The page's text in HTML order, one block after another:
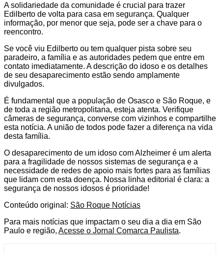
A solidariedade da comunidade é crucial para trazer
Edilberto de volta para casa em segurança. Qualquer
informação, por menor que seja, pode ser a chave para o
reencontro.
Se você viu Edilberto ou tem qualquer pista sobre seu
paradeiro, a família e as autoridades pedem que entre em
contato imediatamente. A descrição do idoso e os detalhes
de seu desaparecimento estão sendo amplamente
divulgados.
É fundamental que a população de Osasco e São Roque, e
de toda a região metropolitana, esteja atenta. Verifique
câmeras de segurança, converse com vizinhos e compartilhe
esta notícia. A união de todos pode fazer a diferença na vida
desta família.
O desaparecimento de um idoso com Alzheimer é um alerta
para a fragilidade de nossos sistemas de segurança e a
necessidade de redes de apoio mais fortes para as famílias
que lidam com esta doença. Nossa linha editorial é clara: a
segurança de nossos idosos é prioridade!
Conteúdo original: São Roque Notícias
Para mais notícias que impactam o seu dia a dia em São
Paulo e região, Acesse o Jornal Comarca Paulista.